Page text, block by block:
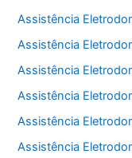
Assistência
Assistência
Assistência
Assistência
Assistência
Assistência